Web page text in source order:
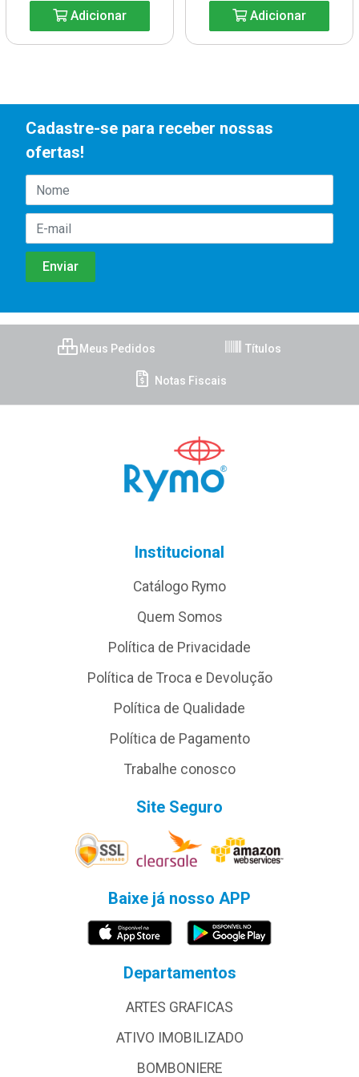
Adicionar Adicionar
Cadastre-se para receber nossas
ofertas!
Meus Pedidos Títulos
Notas Fiscais
Institucional
Catálogo Rymo
Quem Somos
Política de Privacidade
Política de Troca e Devolução
Política de Qualidade
Política de Pagamento
Trabalhe conosco
Site Seguro
Baixe já nosso APP
Departamentos
ARTES GRAFICAS
ATIVO IMOBILIZADO
BOMBONIERE